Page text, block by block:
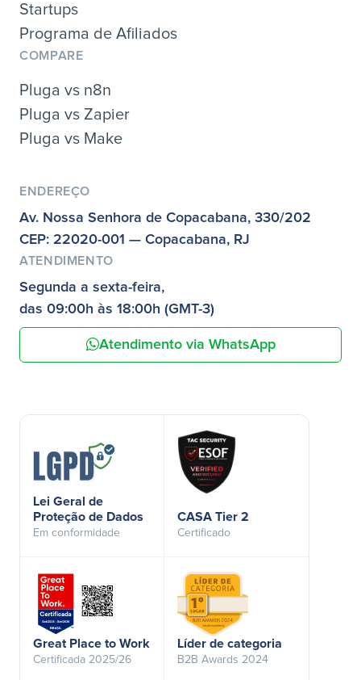
Startups
Programa de Afiliados
COMPARE
Pluga vs n8n
Pluga vs Zapier
Pluga vs Make
ENDEREÇO
Av. Nossa Senhora de Copacabana, 330/202
CEP: 22020-001 — Copacabana, RJ
ATENDIMENTO
Segunda a sexta-feira,
das 09:00h às 18:00h (GMT-3)
Atendimento via WhatsApp
Lei Geral de
Proteção de Dados
Em conformidade
CASA Tier 2
Certificado
Great Place to Work
Certificada 2025/26
Líder de categoria
B2B Awards 2024